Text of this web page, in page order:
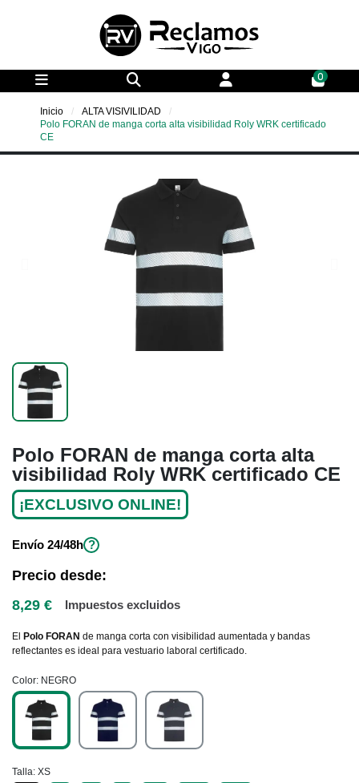
0
Inicio
ALTA VISIVILIDAD
Polo FORAN de manga corta alta visibilidad Roly WRK certificado
CE
Polo FORAN de manga corta alta
visibilidad Roly WRK certificado CE
¡EXCLUSIVO ONLINE!
Envío 24/48h ?
Precio desde:
8,29 €
Impuestos excluidos
El Polo FORAN de manga corta con visibilidad aumentada y bandas
reflectantes es ideal para vestuario laboral certificado.
Color NEGRO
Talla XS